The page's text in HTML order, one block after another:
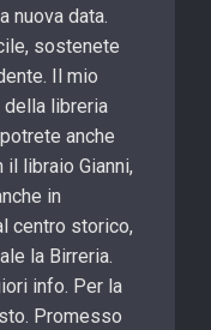
nuova data.
sostenete
Il mio
libreria
anche
il libraio Gianni,
in
centro storico,
la Birreria.
info. Per la
Promesso